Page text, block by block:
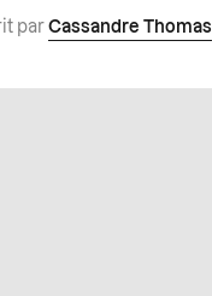
par Cassandre Thomas